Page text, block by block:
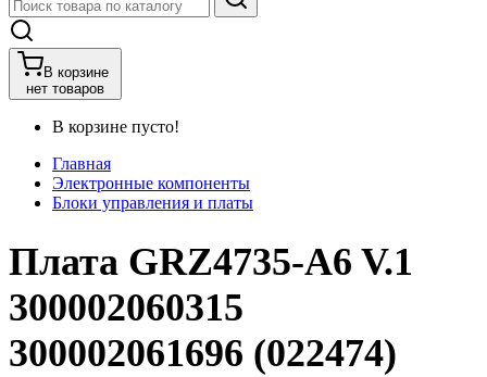
В корзине
нет товаров
В корзине пусто!
Главная
Электронные компоненты
Блоки управления и платы
Плата GRZ4735-A6 V.1
300002060315
300002061696 (022474)